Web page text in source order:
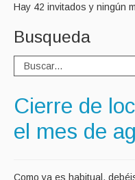
Hay 42 invitados y ningún
Busqueda
Cierre de
el mes de
Como ya es habitual,